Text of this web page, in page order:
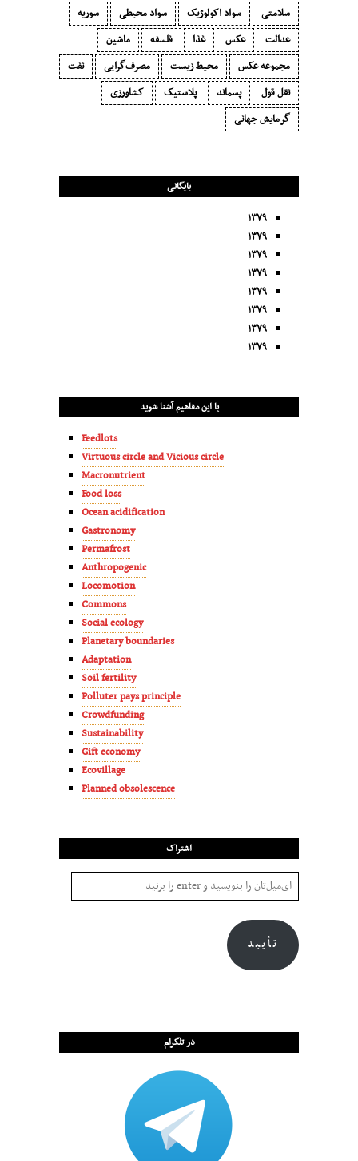
سلامتی سواد اکولوژیک سواد محیطی
سوریه
عدالت
عکس غذا فلسفه
ماشین
مجموعه عکس
محیط زیست مصرف‌گرایی‬
نفت
نقل قول
پسماند پلاستیک
کشاورزی
گرمایش جهانی
بایگانی
۱۳۷۹
۱۳۷۹
۱۳۷۹
۱۳۷۹
۱۳۷۹
۱۳۷۹
۱۳۷۹
۱۳۷۹
با این مفاهیم آشنا شوید
Feedlots
Virtuous circle and Vicious circle
Macronutrient
Food loss
Ocean acidification
Gastronomy
Permafrost
Anthropogenic
Locomotion
Commons
Social ecology
Planetary boundaries
Adaptation
Soil fertility
Polluter pays principle
Crowdfunding
Sustainability
Gift economy
Ecovillage
Planned obsolescence
اشتراک
تأیید
در تلگرام